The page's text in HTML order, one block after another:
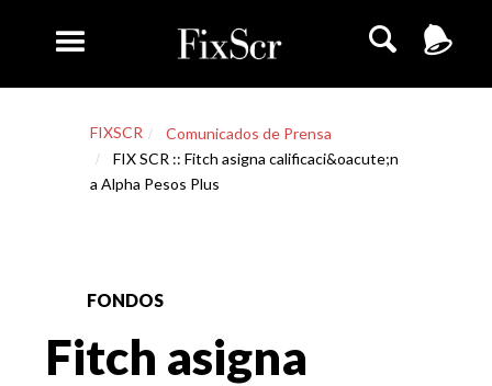
FIXSCR
Comunicados de Prensa
FIX SCR :: Fitch asigna calificaci&oacute;n
a Alpha Pesos Plus
FONDOS
Fitch asigna